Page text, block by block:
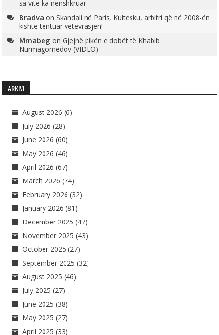
sa vite ka nënshkruar
Bradva onSkandali në Paris, Kultesku, arbitri që në 2008-ën
kishte tentuar vetëvrasjen!
Mmabeg onGjejnë pikën e dobët të Khabib
Nurmagomedov (VIDEO)
ARKIVI
August 2026 (6)
July 2026 (28)
June 2026 (60)
May 2026 (46)
April 2026 (67)
March 2026 (74)
February 2026 (32)
January 2026 (81)
December 2025 (47)
November 2025 (43)
October 2025 (27)
September 2025 (32)
August 2025 (46)
July 2025 (27)
June 2025 (38)
May 2025 (27)
April 2025 (33)